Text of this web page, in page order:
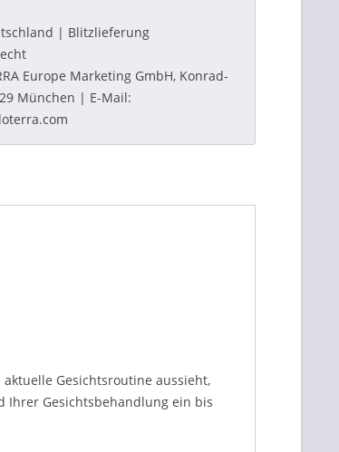
| Blitzlieferung
Europe Marketing GmbH, Konrad-
München | E-Mail:
Gesichtsroutine aussieht,
Ihrer Gesichtsbehandlung ein bis